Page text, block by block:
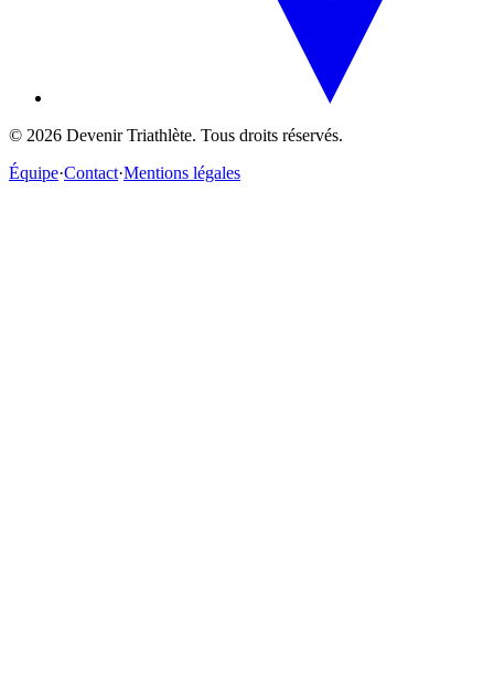
© 2026 Devenir Triathlète. Tous droits réservés.
Équipe·Contact·Mentions légales